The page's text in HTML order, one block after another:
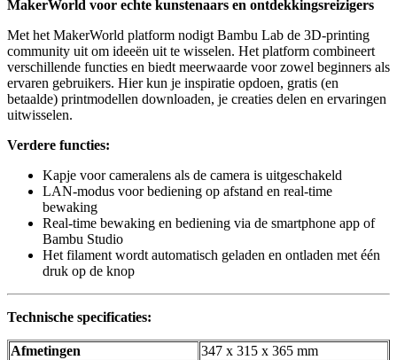
MakerWorld voor echte kunstenaars en ontdekkingsreizigers
Met het MakerWorld platform nodigt Bambu Lab de 3D-printing
community uit om ideeën uit te wisselen. Het platform combineert
verschillende functies en biedt meerwaarde voor zowel beginners als
ervaren gebruikers. Hier kun je inspiratie opdoen, gratis (en
betaalde) printmodellen downloaden, je creaties delen en ervaringen
uitwisselen.
Verdere functies:
Kapje voor cameralens als de camera is uitgeschakeld
LAN-modus voor bediening op afstand en real-time
bewaking
Real-time bewaking en bediening via de smartphone app of
Bambu Studio
Het filament wordt automatisch geladen en ontladen met één
druk op de knop
Technische specificaties:
Afmetingen
347 x 315 x 365 mm